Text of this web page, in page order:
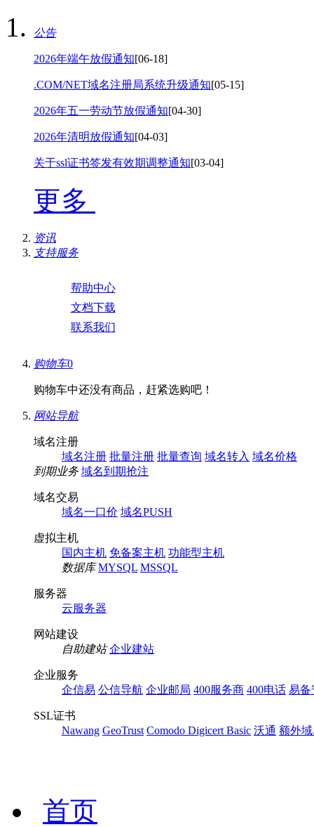
公告
2026年端午放假通知[06-18]
.COM/NET域名注册局系统升级通知[05-15]
2026年五一劳动节放假通知[04-30]
2026年清明放假通知[04-03]
关于ssl证书签发有效期调整通知[03-04]
更多
资讯
支持服务
帮助中心
文档下载
联系我们
购物车0
购物车中还没有商品，赶紧选购吧！
网站导航
域名注册
域名注册 批量注册 批量查询 域名转入 域名价格
到期业务 域名到期抢注
域名交易
域名一口价 域名PUSH
虚拟主机
国内主机 免备案主机 功能型主机
数据库 MYSQL MSSQL
服务器
云服务器
网站建设
自助建站 企业建站
企业服务
企信易 公信导航 企业邮局 400服务商 400电话 易备
SSL证书
Nawang GeoTrust Comodo Digicert Basic 沃通 额外
首页